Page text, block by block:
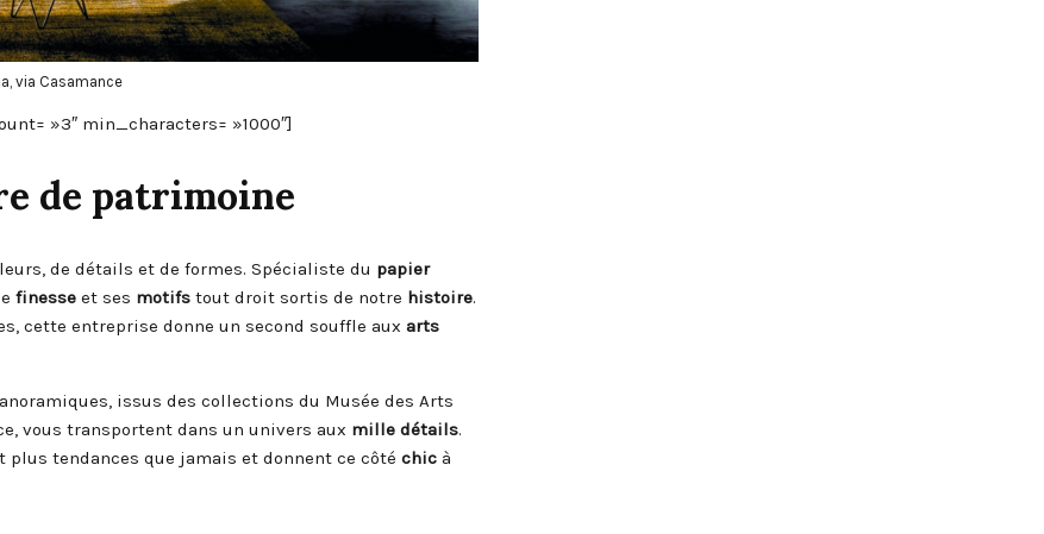
via Casamance
»3″ min_characters= »1000″]
de patrimoine
de détails et de formes. Spécialiste du papier
finesse et ses motifs tout droit sortis de notre histoire.
cette entreprise donne un second souffle aux arts
issus des collections du Musée des Arts
vous transportent dans un univers aux mille détails.
plus tendances que jamais et donnent ce côté chic à